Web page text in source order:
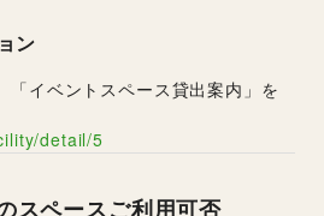
ン
「イベントスペース貸出案内」を
detail/5
スペースご利用可否